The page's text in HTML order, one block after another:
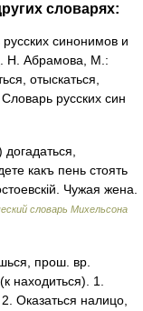
словарях:
синонимов и
Н. Абрамова, М.:
отыскаться,
русских син
какъ пень стоять
Чужая жена.
словарь Михельсона
прош. вр.
находиться). 1.
Оказаться налицо,